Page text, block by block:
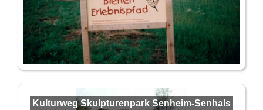
Kulturweg Skulpturenpark Senheim-Senhals